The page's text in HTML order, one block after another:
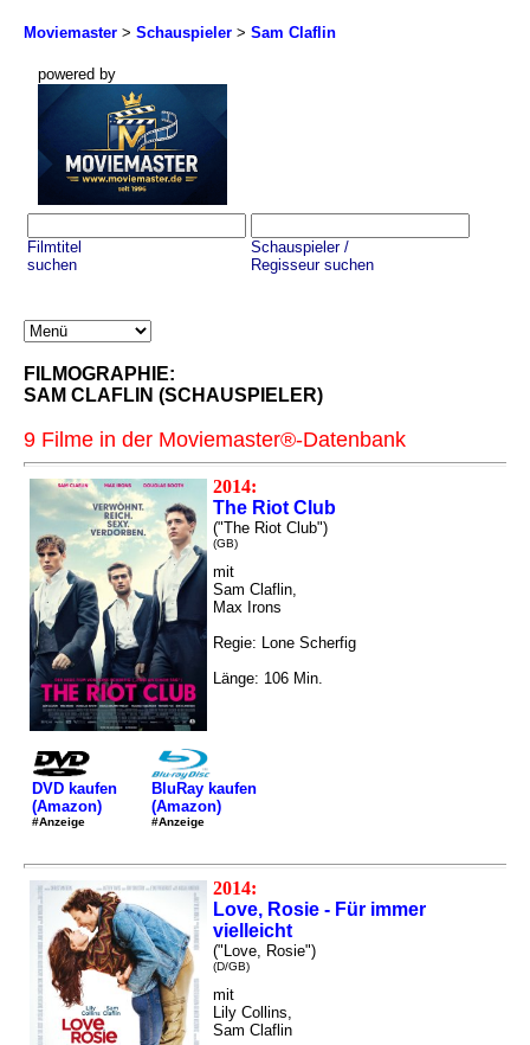
Moviemaster > Schauspieler > Sam Claflin
powered by
Filmtitel
suchen
Schauspieler /
Regisseur suchen
FILMOGRAPHIE:
SAM CLAFLIN (SCHAUSPIELER)
9 Filme in der Moviemaster®-Datenbank
2014:
The Riot Club
("The Riot Club")
(GB)
mit
Sam Claflin,
Max Irons
Regie: Lone Scherfig
Länge: 106 Min.
DVD kaufen
(Amazon)
#Anzeige
BluRay kaufen
(Amazon)
#Anzeige
2014:
Love, Rosie - Für immer
vielleicht
("Love, Rosie")
(D/GB)
mit
Lily Collins,
Sam Claflin